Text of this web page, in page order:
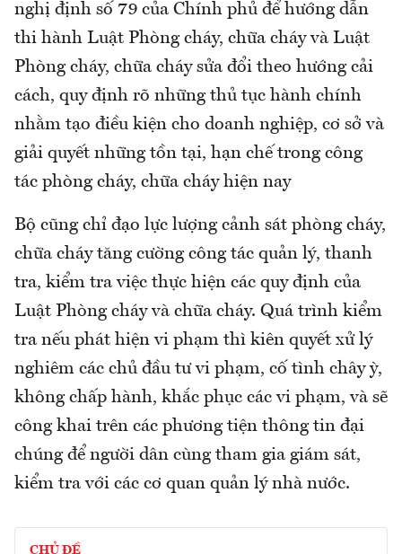
nghị định số 79 của Chính phủ để hướng dẫn
thi hành Luật Phòng cháy, chữa cháy và Luật
Phòng cháy, chữa cháy sửa đổi theo hướng cải
cách, quy định rõ những thủ tục hành chính
nhằm tạo điều kiện cho doanh nghiệp, cơ sở và
giải quyết những tồn tại, hạn chế trong công
tác phòng cháy, chữa cháy hiện nay
Bộ cũng chỉ đạo lực lượng cảnh sát phòng cháy,
chữa cháy tăng cường công tác quản lý, thanh
tra, kiểm tra việc thực hiện các quy định của
Luật Phòng cháy và chữa cháy. Quá trình kiểm
tra nếu phát hiện vi phạm thì kiên quyết xử lý
nghiêm các chủ đầu tư vi phạm, cố tình chây ỳ,
không chấp hành, khắc phục các vi phạm, và sẽ
công khai trên các phương tiện thông tin đại
chúng để người dân cùng tham gia giám sát,
kiểm tra với các cơ quan quản lý nhà nước.
CHỦ ĐỀ